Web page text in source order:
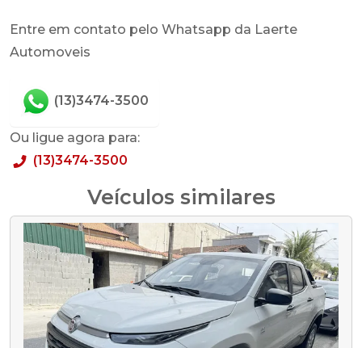
Entre em contato pelo Whatsapp da Laerte
Automoveis
(13)3474-3500
Ou ligue agora para:
(13)3474-3500
Veículos similares